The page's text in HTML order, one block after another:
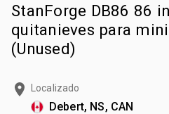
StanForge DB86 86
quitanieves para
(Unused)
Localizado
Debert, NS, CAN